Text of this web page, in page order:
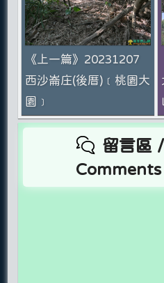
《上一篇》20231207
西沙崙庄(後厝)﹝桃園大
園﹞
留言區 /
Comments